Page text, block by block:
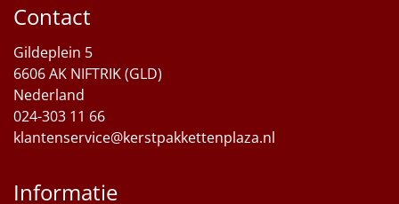
Doe het zelf
Sinterklaaspakketten
Particulier
Kerstgeschenken 2026
Relatiegeschenken
Contact
Gildeplein 5
6606 AK NIFTRIK (GLD)
Nederland
024-303 11 66
klantenservice@kerstpakkettenplaza.nl
Informatie